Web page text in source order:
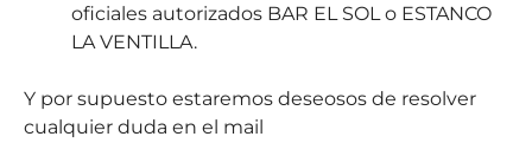
oficiales autorizados BAR EL SOL o ESTANCO
LA VENTILLA.
Y por supuesto estaremos deseosos de resolver
cualquier duda en el mail